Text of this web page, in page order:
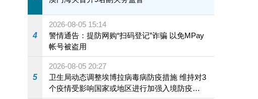
4
2026-08-05 15:14
警情通告：提防网购“扫码登记”诈骗 以免MPay
帐号被盗用
5
2026-08-05 20:27
卫生局动态调整埃博拉病毒病防疫措施 维持对3
个疫情受影响国家或地区进行加强入境防疫措